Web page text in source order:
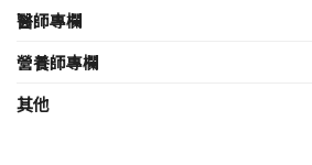
醫師專欄
營養師專欄
其他